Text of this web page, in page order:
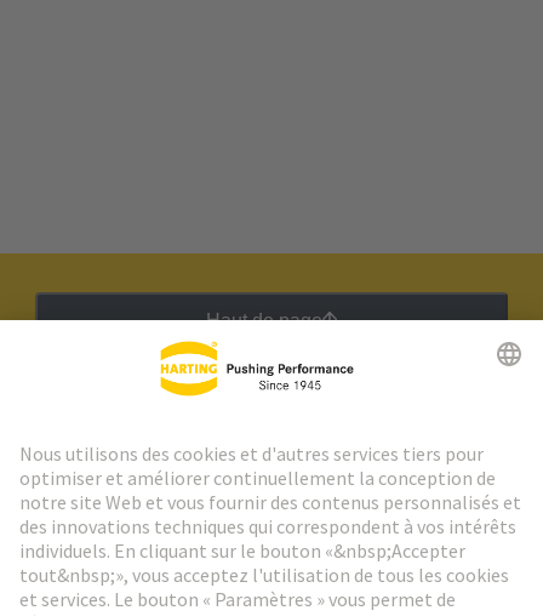
Haut de page
Aller à l'inscription